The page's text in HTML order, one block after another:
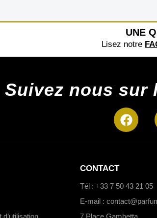
UNE
Lisez notre
Suivez nous sur
CONTACT
Tél : +33 7 50 43 21 05
E-mail :
7 Place Gambetta